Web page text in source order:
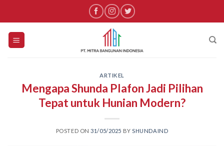
content
ARTIKEL
Mengapa Shunda Plafon Jadi Pilihan
Tepat untuk Hunian Modern?
POSTED ON31/05/2025 BY SHUNDAIND